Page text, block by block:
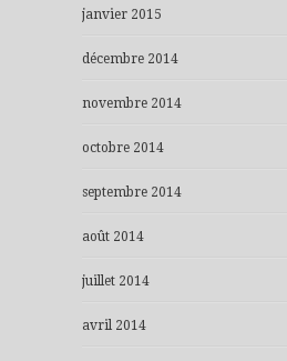
janvier 2015
décembre 2014
novembre 2014
octobre 2014
septembre 2014
août 2014
juillet 2014
avril 2014